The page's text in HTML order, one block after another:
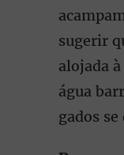
sugerir
alojada
água
gados